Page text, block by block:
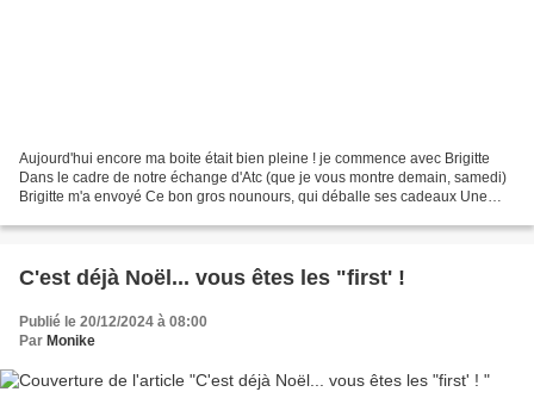
Aujourd'hui encore ma boite était bien pleine ! je commence avec Brigitte
Dans le cadre de notre échange d'Atc (que je vous montre demain, samedi)
Brigitte m'a envoyé Ce bon gros nounours, qui déballe ses cadeaux Une
C'est déjà Noël... vous êtes les "first' !
Publié le 20/12/2024 à 08:00
Par Monike